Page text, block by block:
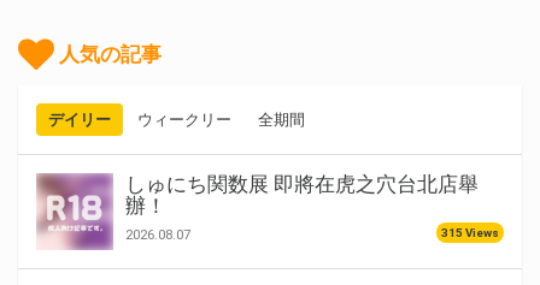
人気の記事
デイリー ウィークリー 全期間
しゅにち関数展 即將在虎之穴台北店舉
辦！
2026.08.07 315 Views